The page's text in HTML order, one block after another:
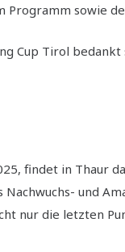
sowie
Cup Tirol
findet in Thaur
Nachwuchs- und
nur die letzten